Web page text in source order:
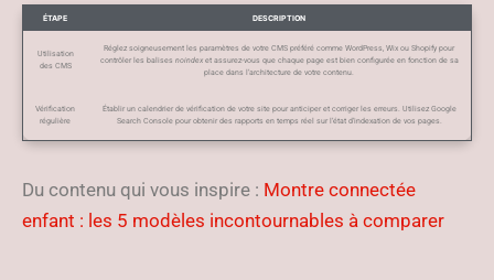
ÉTAPE DESCRIPTION
Utilisation
des CMS
Réglez soigneusement les paramètres de votre CMS préféré comme WordPress, Wix ou Shopify pour
contrôler les balises noindexet assurez-vous que chaque page est bien configurée en fonction de sa
place dans l’architecture de votre contenu.
Vérification
régulière
Établir un calendrier de vérification de votre site pour anticiper et corriger les erreurs. Utilisez Google
Search Console pour obtenir des rapports en temps réel sur l’état d’indexation de vos pages.
Du contenu qui vous inspire : Montre connectée
enfant : les 5 modèles incontournables à comparer